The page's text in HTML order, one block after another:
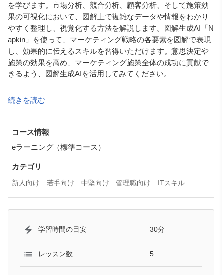
を学びます。市場分析、競合分析、顧客分析、そして施策効
果の可視化において、図解上で複雑なデータや情報をわかり
やすく整理し、視覚化する方法を解説します。図解生成AI「N
apkin」を使って、マーケティング戦略の各要素を図解で表現
し、効果的に伝えるスキルを習得いただけます。意思決定や
施策の効果を高め、マーケティング施策全体の成功に貢献で
きるよう、図解生成AIを活用してみてください。
※なお、本コースでの「図解」とは概念や関係性を視覚化す
数値データを表現するグラフについては扱いません。
※図解生成AI「Napkin」をご利用時は、必ず利用規約をお読
みください。
著作権や個人情報、会社の機密情報の入力等には、十分に
ご注意ください。
続きを読む
コース情報
eラーニング（標準コース）
カテゴリ
新人向け 若手向け 中堅向け 管理職向け ITスキル
学習時間の目安 30分
レッスン数 5